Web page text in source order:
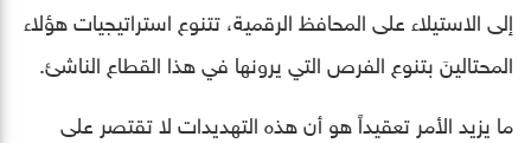
إلى الاستيلاء على المحافظ الرقمية، تتنوع استراتيجيات هؤلاء
المحتالينَ بتنوع الفرص التي يرونها في هذا القطاع الناشئ.
ما يزيد الأمر تعقيداً هو أن هذه التهديدات لا تقتصر على